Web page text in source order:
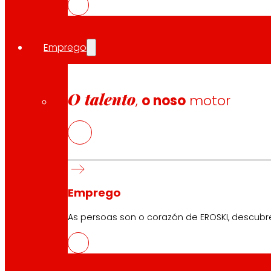
Emprego
O talento, o noso motor
Emprego
As persoas son o corazón de EROSKI,
1.492.249,94 €.
Mediante a convocatoria do Plan Integral de Impulso
Desenvolvemento de metodoloxías e solucións
O investimento total do proxecto ascende a
Mediante a convocatoria do Plan Integral de Impulso
vai destinado á Promoción da
A través da intercooperación tecnolóxica e formativa